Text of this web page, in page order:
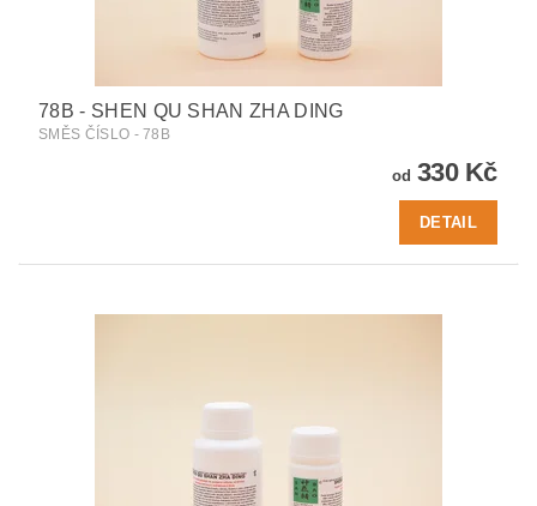
78B - SHEN QU SHAN ZHA DING
SMĚS ČÍSLO - 78B
od 330 Kč
DETAIL